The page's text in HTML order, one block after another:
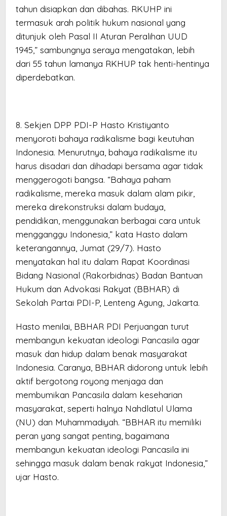
tahun disiapkan dan dibahas. RKUHP ini
termasuk arah politik hukum nasional yang
ditunjuk oleh Pasal II Aturan Peralihan UUD
1945,” sambungnya seraya mengatakan, lebih
dari 55 tahun lamanya RKHUP tak henti-hentinya
diperdebatkan.
8. Sekjen DPP PDI-P Hasto Kristiyanto
menyoroti bahaya radikalisme bagi keutuhan
Indonesia. Menurutnya, bahaya radikalisme itu
harus disadari dan dihadapi bersama agar tidak
menggerogoti bangsa. “Bahaya paham
radikalisme, mereka masuk dalam alam pikir,
mereka direkonstruksi dalam budaya,
pendidikan, menggunakan berbagai cara untuk
mengganggu Indonesia,” kata Hasto dalam
keterangannya, Jumat (29/7). Hasto
menyatakan hal itu dalam Rapat Koordinasi
Bidang Nasional (Rakorbidnas) Badan Bantuan
Hukum dan Advokasi Rakyat (BBHAR) di
Sekolah Partai PDI-P, Lenteng Agung, Jakarta.
Hasto menilai, BBHAR PDI Perjuangan turut
membangun kekuatan ideologi Pancasila agar
masuk dan hidup dalam benak masyarakat
Indonesia. Caranya, BBHAR didorong untuk lebih
aktif bergotong royong menjaga dan
membumikan Pancasila dalam keseharian
masyarakat, seperti halnya Nahdlatul Ulama
(NU) dan Muhammadiyah. “BBHAR itu memiliki
peran yang sangat penting, bagaimana
membangun kekuatan ideologi Pancasila ini
sehingga masuk dalam benak rakyat Indonesia,”
ujar Hasto.